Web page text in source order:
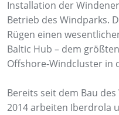
Installation der
Betrieb des Windparks.
Rügen einen
Baltic Hub – dem
Offshore-Windcluster in
Bereits seit dem Bau
2014 arbeiten Iberdrola